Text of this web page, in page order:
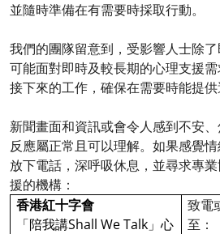
並隨時準備在有需要時採取行動。
我們的團隊留意到，受影響人士除
可能面對即時及較長期的心理支援
接下來的工作，確保在需要時能提供
新聞畫面和資訊或會令人感到不安
反應屬正常且可以理解。如果感覺
放下電話，深呼吸休息，並尋求專
援的機構：
香港紅十字會
「陪我講Shall We Talk」心
致電
至：